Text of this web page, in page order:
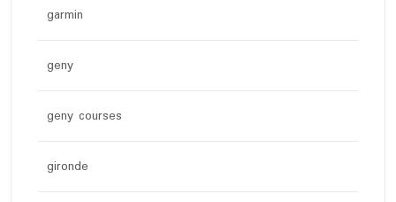
garmin
geny
geny courses
gironde